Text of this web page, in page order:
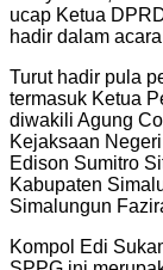
ucap Ketua
hadir dalam
Turut hadir pula
termasuk Ketua
diwakili Agung
Kejaksaan
Edison Sumitro
Kabupaten
Simalungun
Kompol Edi